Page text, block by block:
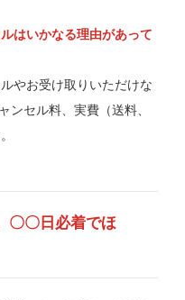
はいかなる理由があって
やお受け取りいただけな
ンセル料、実費（送料、
〇〇日必着でほ